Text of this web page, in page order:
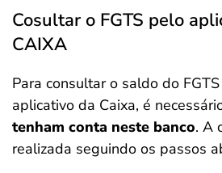
Cosultar o FGTS pelo
CAIXA
Para consultar o saldo do
aplicativo da Caixa, é
tenham conta neste banco. A
realizada seguindo os passos